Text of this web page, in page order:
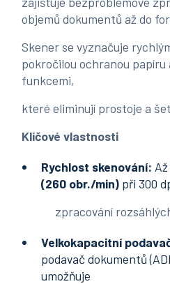
objemů dokumentů až do
Skener se vyznačuje
pokročilou ochranou
funkcemi,
které eliminují prostoje a
Klíčové vlastnosti
Rychlost skenování: Až
(260 obr./min) při 300
zpracování rozsáhlých
Velkokapacitní
podavač dokumentů
umožňuje